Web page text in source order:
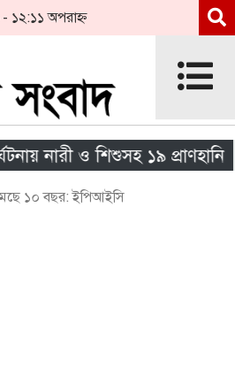
১২:১১ অপরাহ্ন
ও শিশুসহ ১৯ প্রাণহানি
১০ বছর: ইপিআইসি